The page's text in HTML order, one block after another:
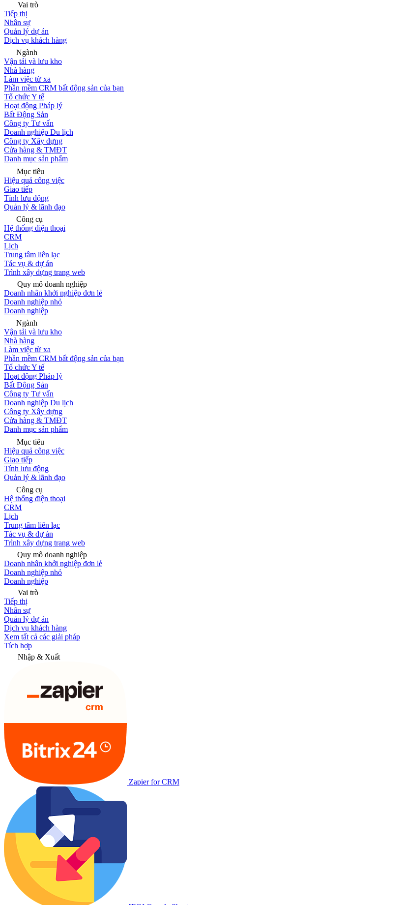
Vai trò
Tiếp thị
Nhân sự
Quản lý dự án
Dịch vụ khách hàng
Ngành
Vận tải và lưu kho
Nhà hàng
Làm việc từ xa
Phần mềm CRM bất động sản của bạn
Tổ chức Y tế
Hoạt động Pháp lý
Bất Động Sản
Công ty Tư vấn
Doanh nghiệp Du lịch
Công ty Xây dựng
Cửa hàng & TMĐT
Danh mục sản phẩm
Mục tiêu
Hiệu quả công việc
Giao tiếp
Tính lưu động
Quản lý & lãnh đạo
Công cụ
Hệ thống điện thoại
CRM
Lịch
Trung tâm liên lạc
Tác vụ & dự án
Trình xây dựng trang web
Quy mô doanh nghiệp
Doanh nhân khởi nghiệp đơn lẻ
Doanh nghiệp nhỏ
Doanh nghiệp
Ngành
Vận tải và lưu kho
Nhà hàng
Làm việc từ xa
Phần mềm CRM bất động sản của bạn
Tổ chức Y tế
Hoạt động Pháp lý
Bất Động Sản
Công ty Tư vấn
Doanh nghiệp Du lịch
Công ty Xây dựng
Cửa hàng & TMĐT
Danh mục sản phẩm
Mục tiêu
Hiệu quả công việc
Giao tiếp
Tính lưu động
Quản lý & lãnh đạo
Công cụ
Hệ thống điện thoại
CRM
Lịch
Trung tâm liên lạc
Tác vụ & dự án
Trình xây dựng trang web
Quy mô doanh nghiệp
Doanh nhân khởi nghiệp đơn lẻ
Doanh nghiệp nhỏ
Doanh nghiệp
Vai trò
Tiếp thị
Nhân sự
Quản lý dự án
Dịch vụ khách hàng
Xem tất cả các giải pháp
Tích hợp
Nhập & Xuất
Zapier for CRM